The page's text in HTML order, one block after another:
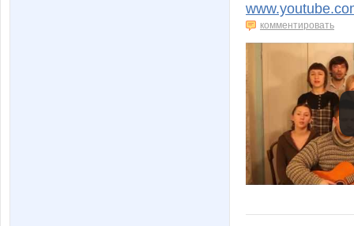
комментировать